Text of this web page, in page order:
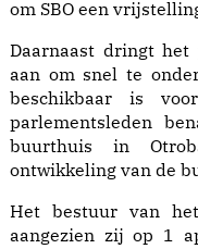
om SBO een
Daarnaast dringt
aan om snel te
beschikbaar is
parlementsleden
buurthuis in
ontwikkeling van de
Het bestuur van
aangezien zij op 1